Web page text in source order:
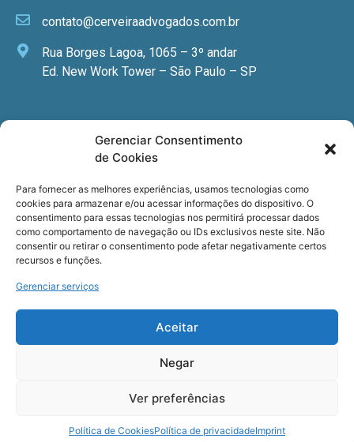
Gerenciar Consentimento
de Cookies
Para fornecer as melhores experiências, usamos tecnologias como
cookies para armazenar e/ou acessar informações do dispositivo. O
consentimento para essas tecnologias nos permitirá processar dados
como comportamento de navegação ou IDs exclusivos neste site. Não
consentir ou retirar o consentimento pode afetar negativamente certos
recursos e funções.
Gerenciar serviços
Aceitar
Negar
Ver preferências
Política de CookiesPolítica de privacidadeImprint
contato@cerveiraadvogados.com.br
Rua Borges Lagoa, 1065 – 3º andar
Ed. New Work Tower – São Paulo – SP
Newsletter
Quer receber nossa newsletter com notícias
especializadas, cursos e eventos?
Registre seu email.
Termos de usoe aPolítica de privacidade
COPYRIGHT © Cerveira – Todos os Direitos Reservados